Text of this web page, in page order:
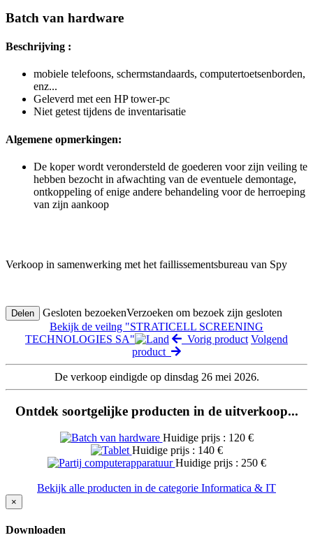
Batch van hardware
Beschrijving :
mobiele telefoons, schermstandaards, computertoetsenborden,
enz...
Geleverd met een HP tower-pc
Niet getest tijdens de inventarisatie
Algemene opmerkingen:
De koper wordt verondersteld de goederen voor zijn veiling te
hebben bezocht in afwachting van de eventuele demontage,
ontkoppeling of enige andere behandeling voor de herroeping
van zijn aankoop
Verkoop in samenwerking met het faillissementsbureau van Spy
Delen Gesloten bezoekenVerzoeken om bezoek zijn gesloten
Bekijk de veilng "STRATICELL SCREENING
TECHNOLOGIES SA"
Vorig product Volgend
product
De verkoop eindigde op dinsdag 26 mei 2026.
Ontdek soortgelijke producten in de uitverkoop...
Huidige prijs : 120 €
Huidige prijs : 140 €
Huidige prijs : 250 €
Bekijk alle producten in de categorie Informatica & IT
×
Downloaden